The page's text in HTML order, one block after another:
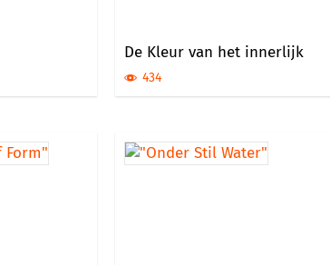
De Kleur van het innerlijk
434